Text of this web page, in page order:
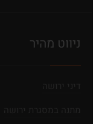
ניווט מהיר